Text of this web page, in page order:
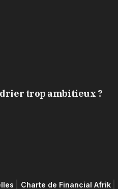
trop ambitieux ?
Charte de Financial Afrik